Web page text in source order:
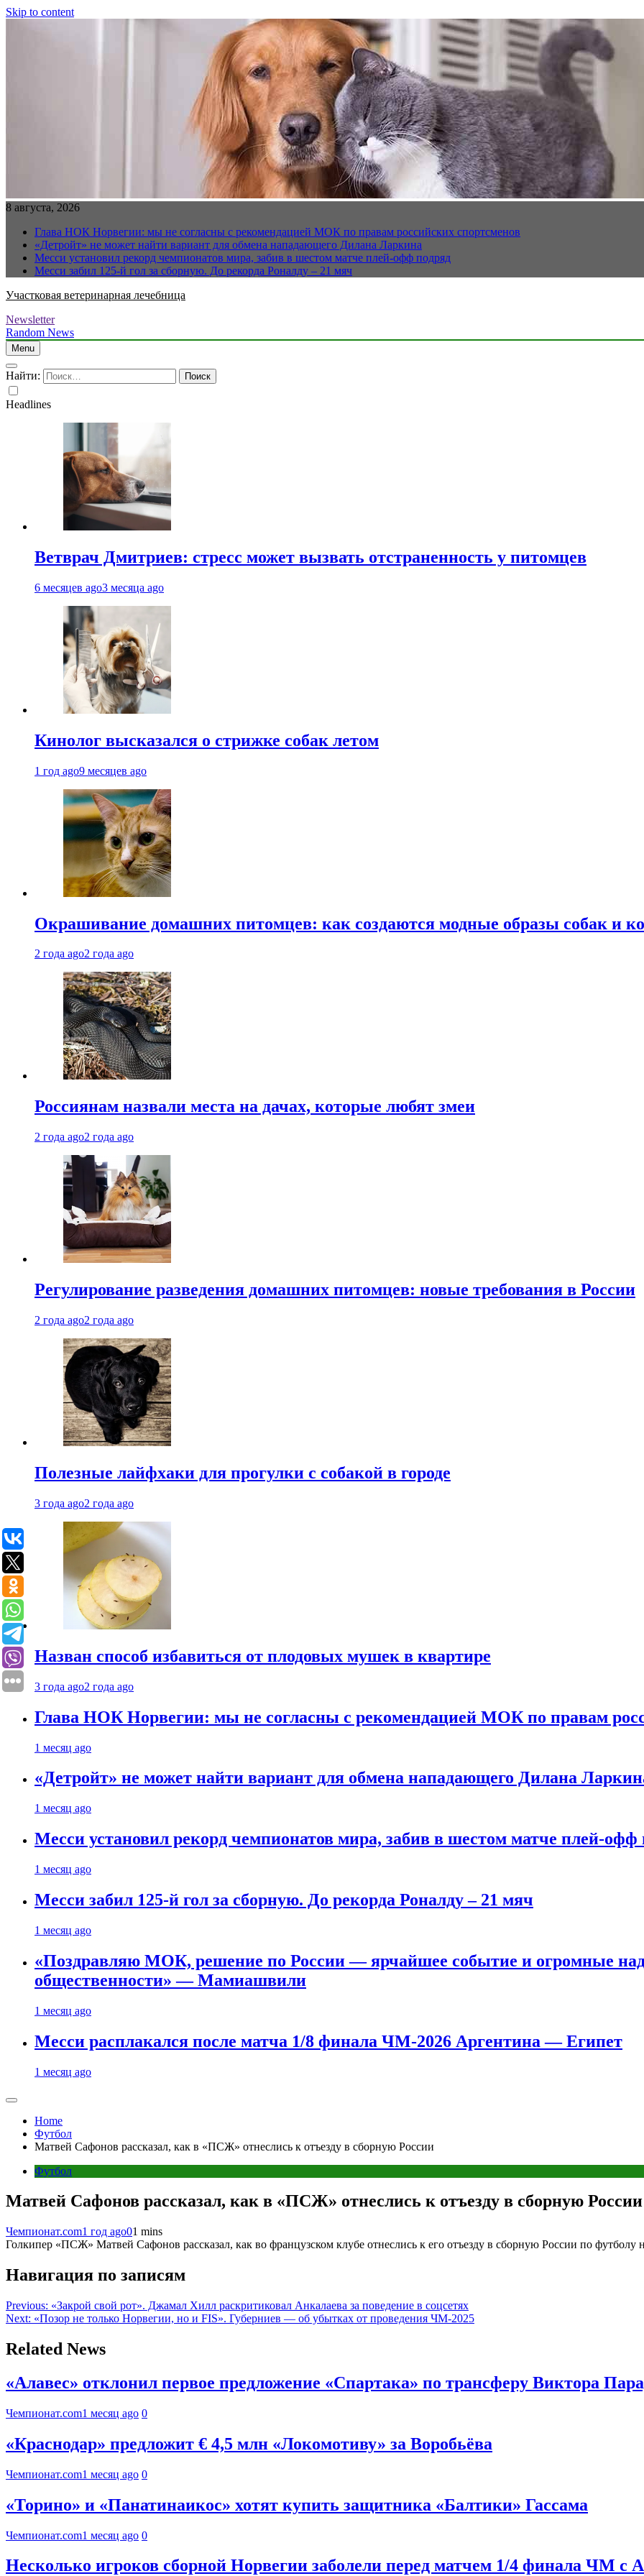
Skip to content
8 августа, 2026
Глава НОК Норвегии: мы не согласны с рекомендацией МОК по правам российских спортсменов
«Детройт» не может найти вариант для обмена нападающего Дилана Ларкина
Месси установил рекорд чемпионатов мира, забив в шестом матче плей‑офф подряд
Месси забил 125-й гол за сборную. До рекорда Роналду – 21 мяч
Участковая ветеринарная лечебница
Newsletter
Random News
Menu
Найти:
Headlines
Ветврач Дмитриев: стресс может вызвать отстраненность у питомцев
6 месяцев ago3 месяца ago
Кинолог высказался о стрижке собак летом
1 год ago9 месяцев ago
Окрашивание домашних питомцев: как создаются модные образы собак и
2 года ago2 года ago
Россиянам назвали места на дачах, которые любят змеи
2 года ago2 года ago
Регулирование разведения домашних питомцев: новые требования в России
2 года ago2 года ago
Полезные лайфхаки для прогулки с собакой в городе
3 года ago2 года ago
Назван способ избавиться от плодовых мушек в квартире
3 года ago2 года ago
Глава НОК Норвегии: мы не согласны с рекомендацией МОК по правам
1 месяц ago
«Детройт» не может найти вариант для обмена нападающего Дилана
1 месяц ago
Месси установил рекорд чемпионатов мира, забив в шестом матче плей‑офф
1 месяц ago
Месси забил 125-й гол за сборную. До рекорда Роналду – 21 мяч
1 месяц ago
«Поздравляю МОК, решение по России — ярчайшее событие и огромные
общественности» — Мамиашвили
1 месяц ago
Месси расплакался после матча 1/8 финала ЧМ-2026 Аргентина — Египет
1 месяц ago
Home
Футбол
Матвей Сафонов рассказал, как в «ПСЖ» отнеслись к отъезду в сборную России
Футбол
Матвей Сафонов рассказал, как в «ПСЖ» отнеслись к отъезду в сборную России
Чемпионат.com1 год ago01 mins
Голкипер «ПСЖ» Матвей Сафонов рассказал, как во французском клубе отнеслись к его отъезду в сборную России по футболу
Навигация по записям
Previous: «Закрой свой рот». Джамал Хилл раскритиковал Анкалаева за поведение в соцсетях
Next: «Позор не только Норвегии, но и FIS». Губерниев — об убытках от проведения ЧМ-2025
Related News
«Алавес» отклонил первое предложение «Спартака» по трансферу Виктора
Чемпионат.com1 месяц ago 0
«Краснодар» предложит € 4,5 млн «Локомотиву» за Воробьёва
Чемпионат.com1 месяц ago 0
«Торино» и «Панатинаикос» хотят купить защитника «Балтики» Гассама
Чемпионат.com1 месяц ago 0
Несколько игроков сборной Норвегии заболели перед матчем 1/4 финала ЧМ с